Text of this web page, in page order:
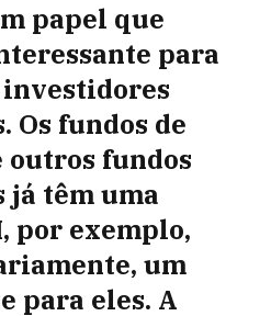
papel que
para
investidores
fundos de
fundos
têm uma
por exemplo,
um
para eles. A